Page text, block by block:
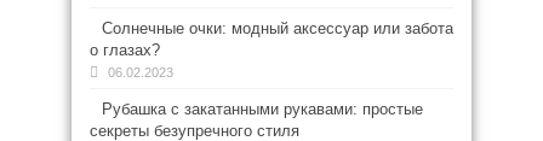
Солнечные очки: модный аксессуар или забота
о глазах?
06.02.2023
Рубашка с закатанными рукавами: простые
секреты безупречного стиля